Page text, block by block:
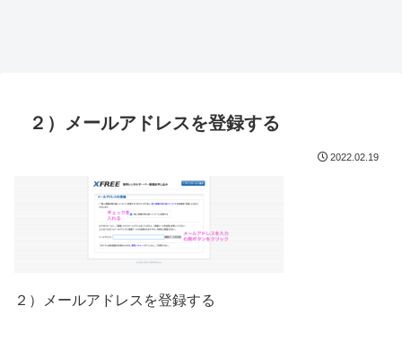
２）メールアドレスを登録する
2022.02.19
２）メールアドレスを登録する